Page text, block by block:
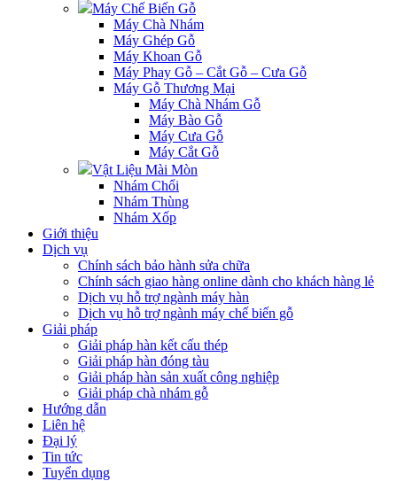
Máy Chế Biến Gỗ
Máy Chà Nhám
Máy Ghép Gỗ
Máy Khoan Gỗ
Máy Phay Gỗ – Cắt Gỗ – Cưa Gỗ
Máy Gỗ Thương Mại
Máy Chà Nhám Gỗ
Máy Bào Gỗ
Máy Cưa Gỗ
Máy Cắt Gỗ
Vật Liệu Mài Mòn
Nhám Chổi
Nhám Thùng
Nhám Xốp
Giới thiệu
Dịch vụ
Chính sách bảo hành sửa chữa
Chính sách giao hàng online dành cho khách hàng lẻ
Dịch vụ hỗ trợ ngành máy hàn
Dịch vụ hỗ trợ ngành máy chế biến gỗ
Giải pháp
Giải pháp hàn kết cấu thép
Giải pháp hàn đóng tàu
Giải pháp hàn sản xuất công nghiệp
Giải pháp chà nhám gỗ
Hướng dẫn
Liên hệ
Đại lý
Tin tức
Tuyển dụng